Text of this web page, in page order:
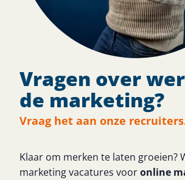
Vragen over
de marketing?
Vraag het aan onze
Klaar om merken te laten groeien?
marketing vacatures vooronline